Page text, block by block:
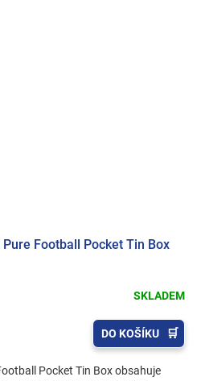
Football Pocket Tin Box
SKLADEM
DO KOŠÍKU
Pocket Tin Box obsahuje